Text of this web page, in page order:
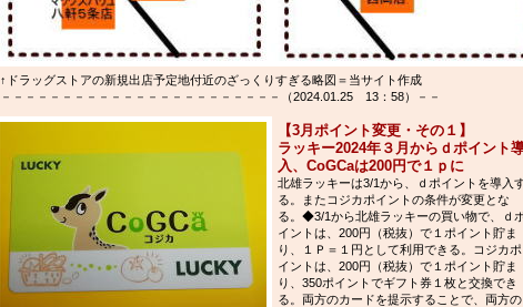
↑ドラッグストアの新規出店予定地付近のざっくりすぎる略図＝当サイト作成
－－－－－－－－－－－－－－－－－－－－－－－（2024.01.25 13：58）－－
【3月ポイント変更・その１】
ラッキー2024年３月からｄポイント
入、CoGCaは200円で１ｐに
北雄ラッキーは3/1から、ｄポイントを導入
る。またコジカポイントの条件が変更とな
る。◆3/1から北雄ラッキーの買い物で、ｄ
イントは、200円（税抜）で１ポイント貯ま
り、１Ｐ＝１円として利用できる。コジカポ
イントは、200円（税抜）で１ポイント貯ま
り、350ポイントでギフト券１枚と交換でき
る。両方のカードを提示することで、両方の